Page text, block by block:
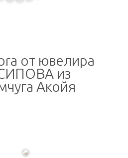
от ювелира
из
Акойя